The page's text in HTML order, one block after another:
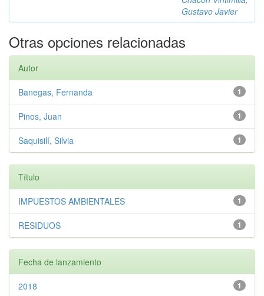
Gustavo Javier
Otras opciones relacionadas
Autor
1
Banegas, Fernanda
1
Pinos, Juan
1
Saquisilí, Silvia
Título
1
IMPUESTOS AMBIENTALES
1
RESIDUOS
Fecha de lanzamiento
1
2018